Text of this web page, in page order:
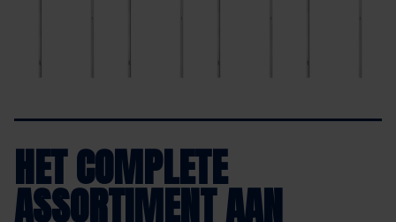
HET COMPLETE
ASSORTIMENT AAN